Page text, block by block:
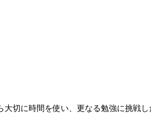
切に時間を使い、更なる勉強に挑戦し